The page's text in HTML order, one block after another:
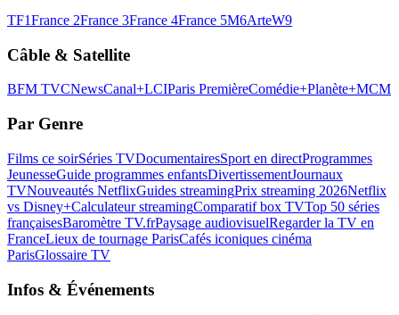
TF1France 2France 3France 4France 5M6ArteW9
Câble & Satellite
BFM TVCNewsCanal+LCIParis PremièreComédie+Planète+MCM
Par Genre
Films ce soirSéries TVDocumentairesSport en directProgrammes
JeunesseGuide programmes enfantsDivertissementJournaux
TVNouveautés NetflixGuides streamingPrix streaming 2026Netflix
vs Disney+Calculateur streamingComparatif box TVTop 50 séries
françaisesBaromètre TV.frPaysage audiovisuelRegarder la TV en
FranceLieux de tournage ParisCafés iconiques cinéma
ParisGlossaire TV
Infos & Événements